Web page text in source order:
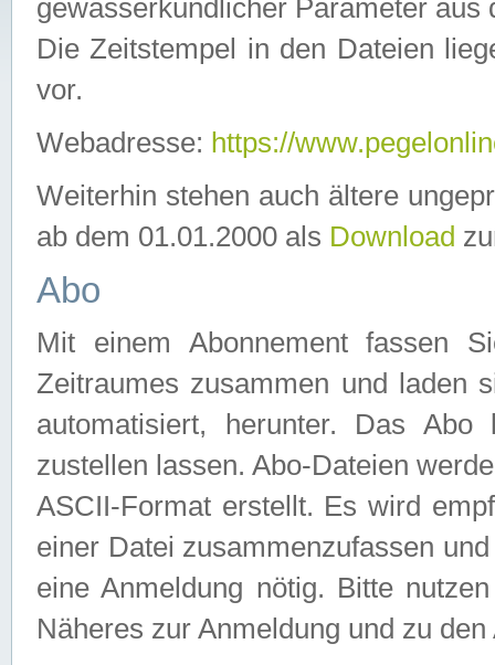
gewässerkundlicher Parameter aus
Die Zeitstempel in den Dateien
vor.
Webadresse: https://
Weiterhin stehen auch ältere
ab dem 01.01.2000 als Download
Abo
Mit einem Abonnement fassen
Zeitraumes zusammen und laden
automatisiert, herunter. Das
zustellen lassen. Abo-Dateien
ASCII-Format erstellt. Es wird
einer Datei zusammenzufassen
eine Anmeldung nötig. Bitte
Näheres zur Anmeldung und zu